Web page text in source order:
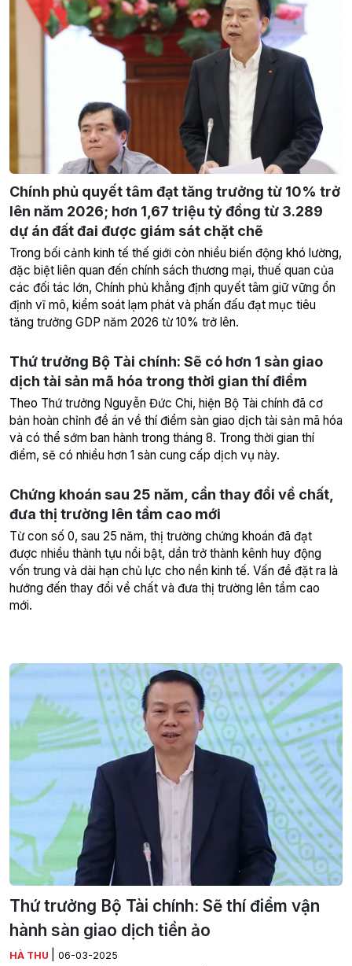
Chính phủ quyết tâm đạt tăng trưởng từ 10% trở
lên năm 2026; hơn 1,67 triệu tỷ đồng từ 3.289
dự án đất đai được giám sát chặt chẽ
Trong bối cảnh kinh tế thế giới còn nhiều biến động khó lường,
đặc biệt liên quan đến chính sách thương mại, thuế quan của
các đối tác lớn, Chính phủ khẳng định quyết tâm giữ vững ổn
định vĩ mô, kiểm soát lạm phát và phấn đấu đạt mục tiêu
tăng trưởng GDP năm 2026 từ 10% trở lên.
Thứ trưởng Bộ Tài chính: Sẽ có hơn 1 sàn giao
dịch tài sản mã hóa trong thời gian thí điểm
Theo Thứ trưởng Nguyễn Đức Chi, hiện Bộ Tài chính đã cơ
bản hoàn chỉnh đề án về thí điểm sàn giao dịch tài sản mã hóa
và có thể sớm ban hành trong tháng 8. Trong thời gian thí
điểm, sẽ có nhiều hơn 1 sàn cung cấp dịch vụ này.
Chứng khoán sau 25 năm, cần thay đổi về chất,
đưa thị trường lên tầm cao mới
Từ con số 0, sau 25 năm, thị trường chứng khoán đã đạt
được nhiều thành tựu nổi bật, dần trở thành kênh huy động
vốn trung và dài hạn chủ lực cho nền kinh tế. Vấn đề đặt ra là
hướng đến thay đổi về chất và đưa thị trường lên tầm cao
mới.
Thứ trưởng Bộ Tài chính: Sẽ thí điểm vận
hành sàn giao dịch tiền ảo
HÀ THU 06-03-2025